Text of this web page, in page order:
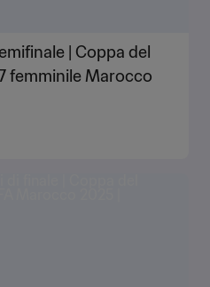
| Coppa del
femminile Marocco